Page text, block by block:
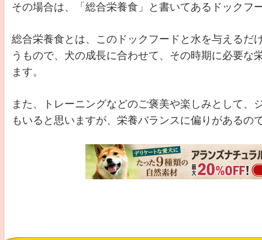
その場合は、「総合栄養食」と書いてあるドックフ
総合栄養食とは、このドックフードと水を与えるだ
うもので、犬の成長に合わせて、その時期に必要な
ます。
また、トレーニングなどのご褒美や楽しみとして、
もいると思いますが、栄養バランスに偏りがあるの